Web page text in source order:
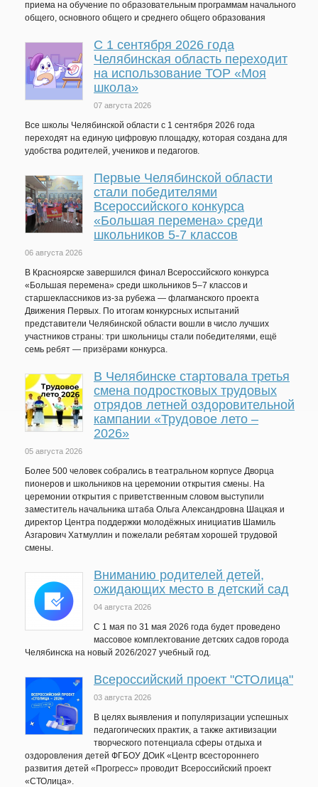
приема на обучение по образовательным программам начального
общего, основного общего и среднего общего образования
С 1 сентября 2026 года
Челябинская область переходит
на использование ТОР «Моя
школа»
07 августа 2026
Все школы Челябинской области с 1 сентября 2026 года
переходят на единую цифровую площадку, которая создана для
удобства родителей, учеников и педагогов.
Первые Челябинской области
стали победителями
Всероссийского конкурса
«Большая перемена» среди
школьников 5-7 классов
06 августа 2026
В Красноярске завершился финал Всероссийского конкурса
«Большая перемена» среди школьников 5–7 классов и
старшеклассников из-за рубежа — флагманского проекта
Движения Первых. По итогам конкурсных испытаний
представители Челябинской области вошли в число лучших
участников страны: три школьницы стали победителями, ещё
семь ребят — призёрами конкурса.
В Челябинске стартовала третья
смена подростковых трудовых
отрядов летней оздоровительной
кампании «Трудовое лето –
2026»
05 августа 2026
Более 500 человек собрались в театральном корпусе Дворца
пионеров и школьников на церемонии открытия смены. На
церемонии открытия с приветственным словом выступили
заместитель начальника штаба Ольга Александровна Шацкая и
директор Центра поддержки молодёжных инициатив Шамиль
Азгарович Хатмуллин и пожелали ребятам хорошей трудовой
смены.
Вниманию родителей детей,
ожидающих место в детский сад
04 августа 2026
C 1 мая по 31 мая 2026 года будет проведено
массовое комплектование детских садов города
Челябинска на новый 2026/2027 учебный год.
Всероссийский проект "СТОлица"
03 августа 2026
В целях выявления и популяризации успешных
педагогических практик, а также активизации
творческого потенциала сферы отдыха и
оздоровления детей ФГБОУ ДОиК «Центр всестороннего
развития детей «Прогресс» проводит Всероссийский проект
«СТОлица».